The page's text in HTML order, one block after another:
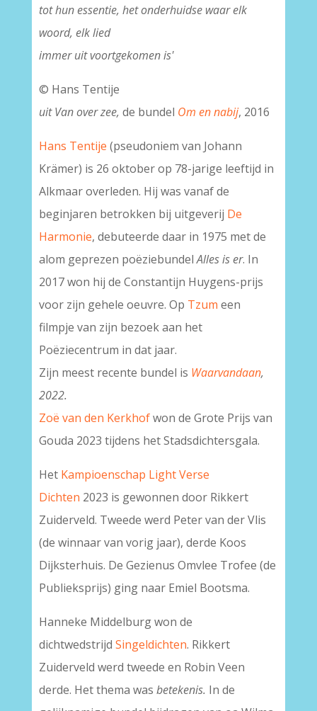
tot hun essentie, het onderhuidse waar elk
woord, elk lied
immer uit voortgekomen is'
© Hans Tentije
uit Van over zee, de bundel Om en nabij, 2016
Hans Tentije (pseudoniem van Johann
Krämer) is 26 oktober op 78-jarige leeftijd in
Alkmaar overleden. Hij was vanaf de
beginjaren betrokken bij uitgeverij De
Harmonie, debuteerde daar in 1975 met de
alom geprezen poëziebundelAlles is er. In
2017 won hij de Constantijn Huygens-prijs
voor zijn gehele oeuvre. Op Tzum een
filmpje van zijn bezoek aan het
Poëziecentrum in dat jaar.
Zijn meest recente bundel is Waarvandaan,
2022.
Zoë van den Kerkhofwon de Grote Prijs van
Gouda 2023 tijdens het Stadsdichtersgala.
Het Kampioenschap Light Verse
Dichten 2023 is gewonnen door Rikkert
Zuiderveld. Tweede werd Peter van der Vlis
(de winnaar van vorig jaar), derde Koos
Dijksterhuis. De Gezienus Omvlee Trofee (de
Publieksprijs) ging naar Emiel Bootsma.
Hanneke Middelburg won de
dichtwedstrijd Singeldichten. Rikkert
Zuiderveld werd tweede en Robin Veen
derde. Het thema was betekenis. In de